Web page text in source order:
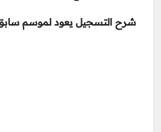
شرح التسجيل يعود لموسم سابق